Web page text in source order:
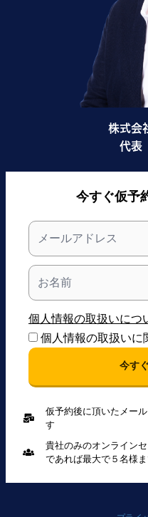
株式会
代表
今すぐ仮予
個人情報の取扱いにつ
個人情報の取扱いに
今す
仮予約後に頂いたメー
す
貴社のみのオンライン
であれば最大で５名様